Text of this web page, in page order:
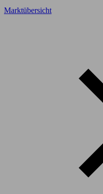
Marktübersicht